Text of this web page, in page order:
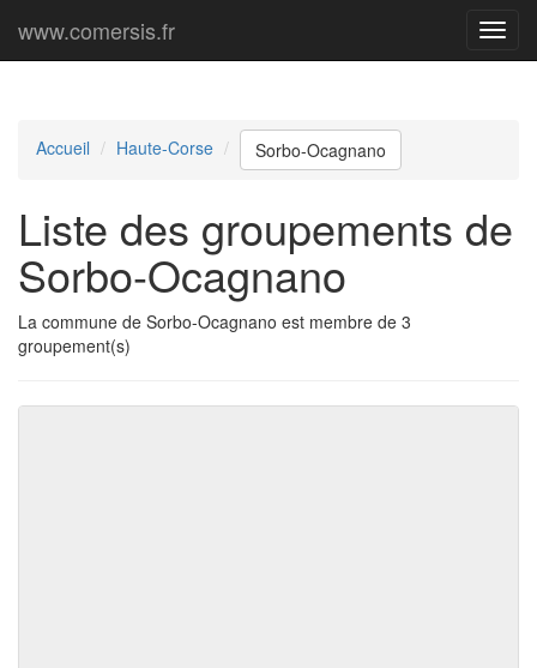
Menu
www.comersis.fr
Accueil Haute-Corse Sorbo-Ocagnano
Liste des groupements de
Sorbo-Ocagnano
La commune de Sorbo-Ocagnano est membre de 3
groupement(s)